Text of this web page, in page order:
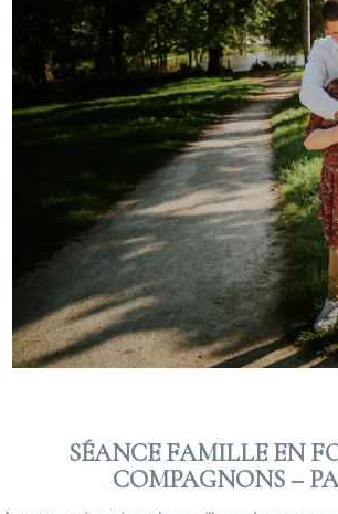
SÉANCE FAMILLE EN
COMPAGNONS –